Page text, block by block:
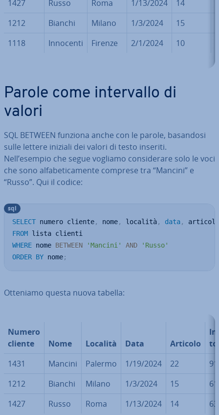
1427 Russo Roma 1/13/2024 14
1212
Bianchi Milano 1/3/2024 15
1118
Innocenti Firenze 2/1/2024 10
Parole come in­ter­val­lo di
valori
SQL BETWEEN funziona anche con le parole, basandosi
sulle lettere iniziali dei valori di testo inseriti.
Nell’esempio che segue vogliamo con­si­de­ra­re solo le voci
che sono al­fa­be­ti­ca­men­te comprese tra “Mancini” e
“Russo”. Qui il codice:
SELECT numero cliente, nome, località, data,
articolo
FROM
WHERE nome BETWEEN 'Mancini' AND
'Russo'
ORDER BY nome;
sql
Otteniamo questa nuova tabella:
Numero
cliente
Nome Località Data Articolo
1431
Mancini Palermo 1/19/2024 22
1212
Bianchi Milano 1/3/2024 15
1427
Russo Roma 1/13/2024 14